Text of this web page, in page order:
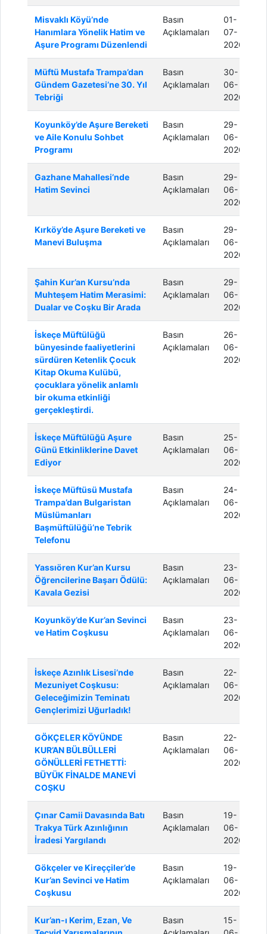
Misvaklı Köyü’nde
Hanımlara Yönelik Hatim ve
Aşure Programı Düzenlendi
Basın
Açıklamaları
01-
07-
2026
Müftü Mustafa Trampa’dan
Gündem Gazetesi’ne 30. Yıl
Tebriği
Basın
Açıklamaları
30-
06-
2026
Koyunköy’de Aşure Bereketi
ve Aile Konulu Sohbet
Programı
Basın
Açıklamaları
29-
06-
2026
Gazhane Mahallesi’nde
Hatim Sevinci
Basın
Açıklamaları
29-
06-
2026
Kırköy’de Aşure Bereketi ve
Manevi Buluşma
Basın
Açıklamaları
29-
06-
2026
Şahin Kur’an Kursu’nda
Muhteşem Hatim Merasimi:
Dualar ve Coşku Bir Arada
Basın
Açıklamaları
29-
06-
2026
İskeçe Müftülüğü
bünyesinde faaliyetlerini
sürdüren Ketenlik Çocuk
Kitap Okuma Kulübü,
çocuklara yönelik anlamlı
bir okuma etkinliği
gerçekleştirdi.
Basın
Açıklamaları
26-
06-
2026
İskeçe Müftülüğü Aşure
Günü Etkinliklerine Davet
Ediyor
Basın
Açıklamaları
25-
06-
2026
İskeçe Müftüsü Mustafa
Trampa’dan Bulgaristan
Müslümanları
Başmüftülüğü’ne Tebrik
Telefonu
Basın
Açıklamaları
24-
06-
2026
Yassıören Kur’an Kursu
Öğrencilerine Başarı Ödülü:
Kavala Gezisi
Basın
Açıklamaları
23-
06-
2026
Koyunköy’de Kur’an Sevinci
ve Hatim Coşkusu
Basın
Açıklamaları
23-
06-
2026
İskeçe Azınlık Lisesi’nde
Mezuniyet Coşkusu:
Geleceğimizin Teminatı
Gençlerimizi Uğurladık!
Basın
Açıklamaları
22-
06-
2026
GÖKÇELER KÖYÜNDE
KUR’AN BÜLBÜLLERİ
GÖNÜLLERİ FETHETTİ:
BÜYÜK FİNALDE MANEVİ
COŞKU
Basın
Açıklamaları
22-
06-
2026
Çınar Camii Davasında Batı
Trakya Türk Azınlığının
İradesi Yargılandı
Basın
Açıklamaları
19-
06-
2026
Gökçeler ve Kireççiler’de
Kur’an Sevinci ve Hatim
Coşkusu
Basın
Açıklamaları
19-
06-
2026
Kur’an-ı Kerim, Ezan, Ve
Basın
15-